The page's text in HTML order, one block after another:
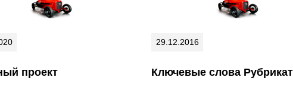
проект
29.12.2016
Ключевые слова